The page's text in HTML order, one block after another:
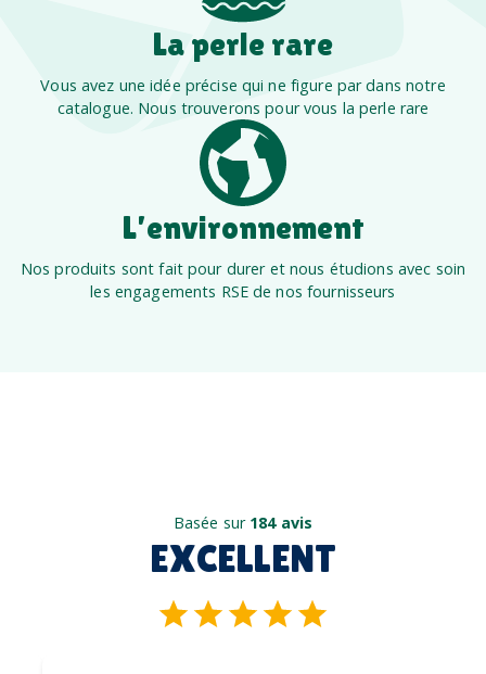
La perle rare
Vous avez une idée précise qui ne figure par dans notre
catalogue. Nous trouverons pour vous la perle rare
L’environnement
Nos produits sont fait pour durer et nous étudions avec soin
les engagements RSE de nos fournisseurs
Basée sur 184 avis
EXCELLENT